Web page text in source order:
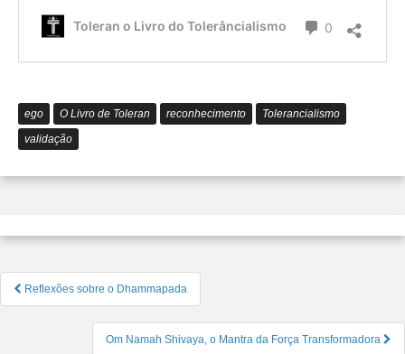
é
Toleran o Livro do Tolerâncialismo 0 Comentário
ego O Livro de Toleran reconhecimento
Tolerancialismo
validação
Navegação
de
Reflexões sobre o Dhammapada
Om Namah Shivaya, o Mantra da Força Transformadora